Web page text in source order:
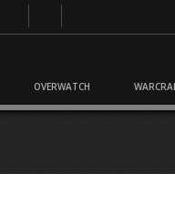
OVERWATCH